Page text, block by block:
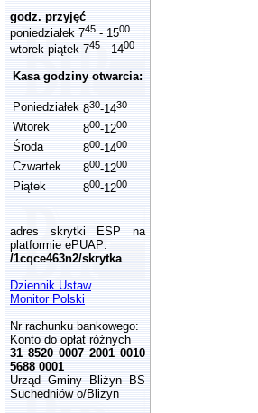
godz. przyjęć
poniedziałek 745 - 1500
wtorek-piątek 745 - 1400
Kasa godziny otwarcia:
Poniedziałek 830-1430
Wtorek 800-1200
Środa 800-1400
Czwartek 800-1200
Piątek 800-1200
adres skrytki ESP na
platformie ePUAP:
/1cqce463n2/skrytka
Dziennik Ustaw
Monitor Polski
Nr rachunku bankowego:
Konto do opłat różnych
31 8520 0007 2001 0010
5688 0001
Urząd Gminy Bliżyn BS
Suchedniów o/Bliżyn